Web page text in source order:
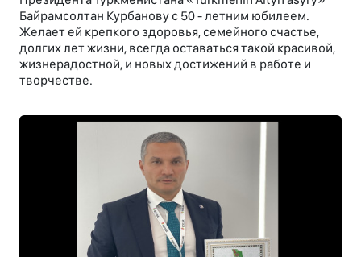
Байрамсолтан Курбанову с 50 - летним юбилеем.
Желает ей крепкого здоровья, семейного счастье,
долгих лет жизни, всегда оставаться такой красивой,
жизнерадостной, и новых достижений в работе и
творчестве.